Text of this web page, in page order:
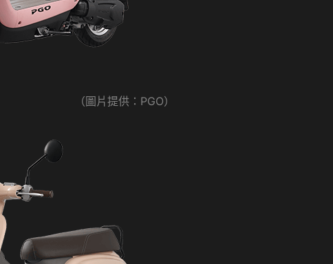
（圖片提供：PGO）